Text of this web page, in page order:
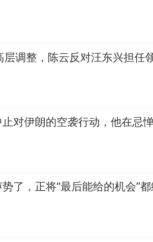
层调整，陈云反对汪东兴担任
对伊朗的空袭行动，他在忌
了，正将“最后能给的机会”